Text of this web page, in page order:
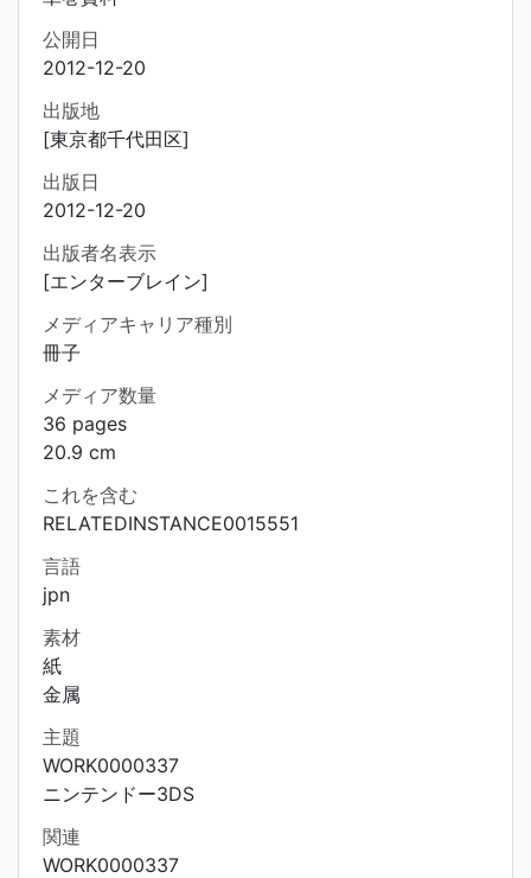
公開日
2012-12-20
出版地
[東京都千代田区]
出版日
2012-12-20
出版者名表示
[エンターブレイン]
メディアキャリア種別
冊子
メディア数量
36 pages
20.9 cm
これを含む
RELATEDINSTANCE0015551
言語
jpn
素材
紙
金属
主題
WORK0000337
ニンテンドー3DS
関連
WORK0000337